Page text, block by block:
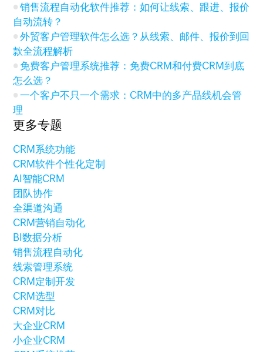
销售流程自动化软件推荐：如何让线索、跟进、报价
自动流转？
外贸客户管理软件怎么选？从线索、邮件、报价到回
款全流程解析
免费客户管理系统推荐：免费CRM和付费CRM到底
怎么选？
一个客户不只一个需求：CRM中的多产品线机会管
理
更多专题
CRM系统功能
CRM软件个性化定制
AI智能CRM
团队协作
全渠道沟通
CRM营销自动化
BI数据分析
销售流程自动化
线索管理系统
CRM定制开发
CRM选型
CRM对比
大企业CRM
小企业CRM